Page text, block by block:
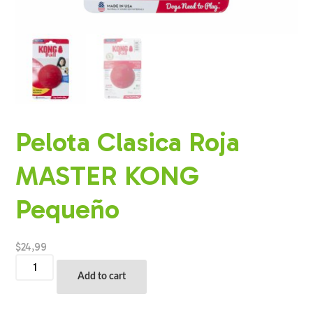
Pelota Clasica Roja
MASTER KONG
Pequeño
$24,99
Clasica
Add to cart